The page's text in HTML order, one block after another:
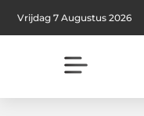
Vrijdag 7 Augustus 2026